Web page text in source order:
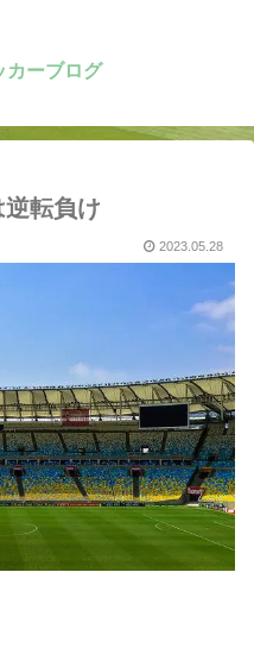
カーブログ
転負け
2023.05.28